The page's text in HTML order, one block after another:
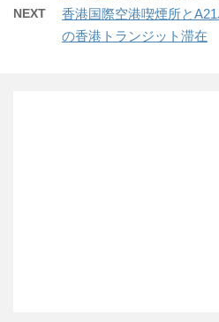
NEXT
香港国際空港喫煙所と
の香港トランジット滞在